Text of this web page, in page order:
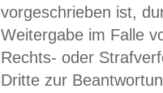
vorgeschrieben ist,
Weitergabe im Falle
Rechts- oder
Dritte zur